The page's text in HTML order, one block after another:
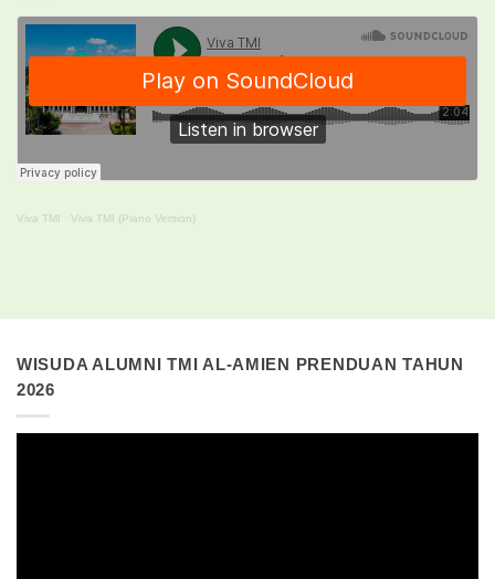
Viva TMI · Viva TMI (Piano Version)
WISUDA ALUMNI TMI AL-AMIEN PRENDUAN TAHUN
2026